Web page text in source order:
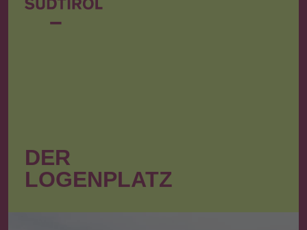
DER
LOGENPLATZ